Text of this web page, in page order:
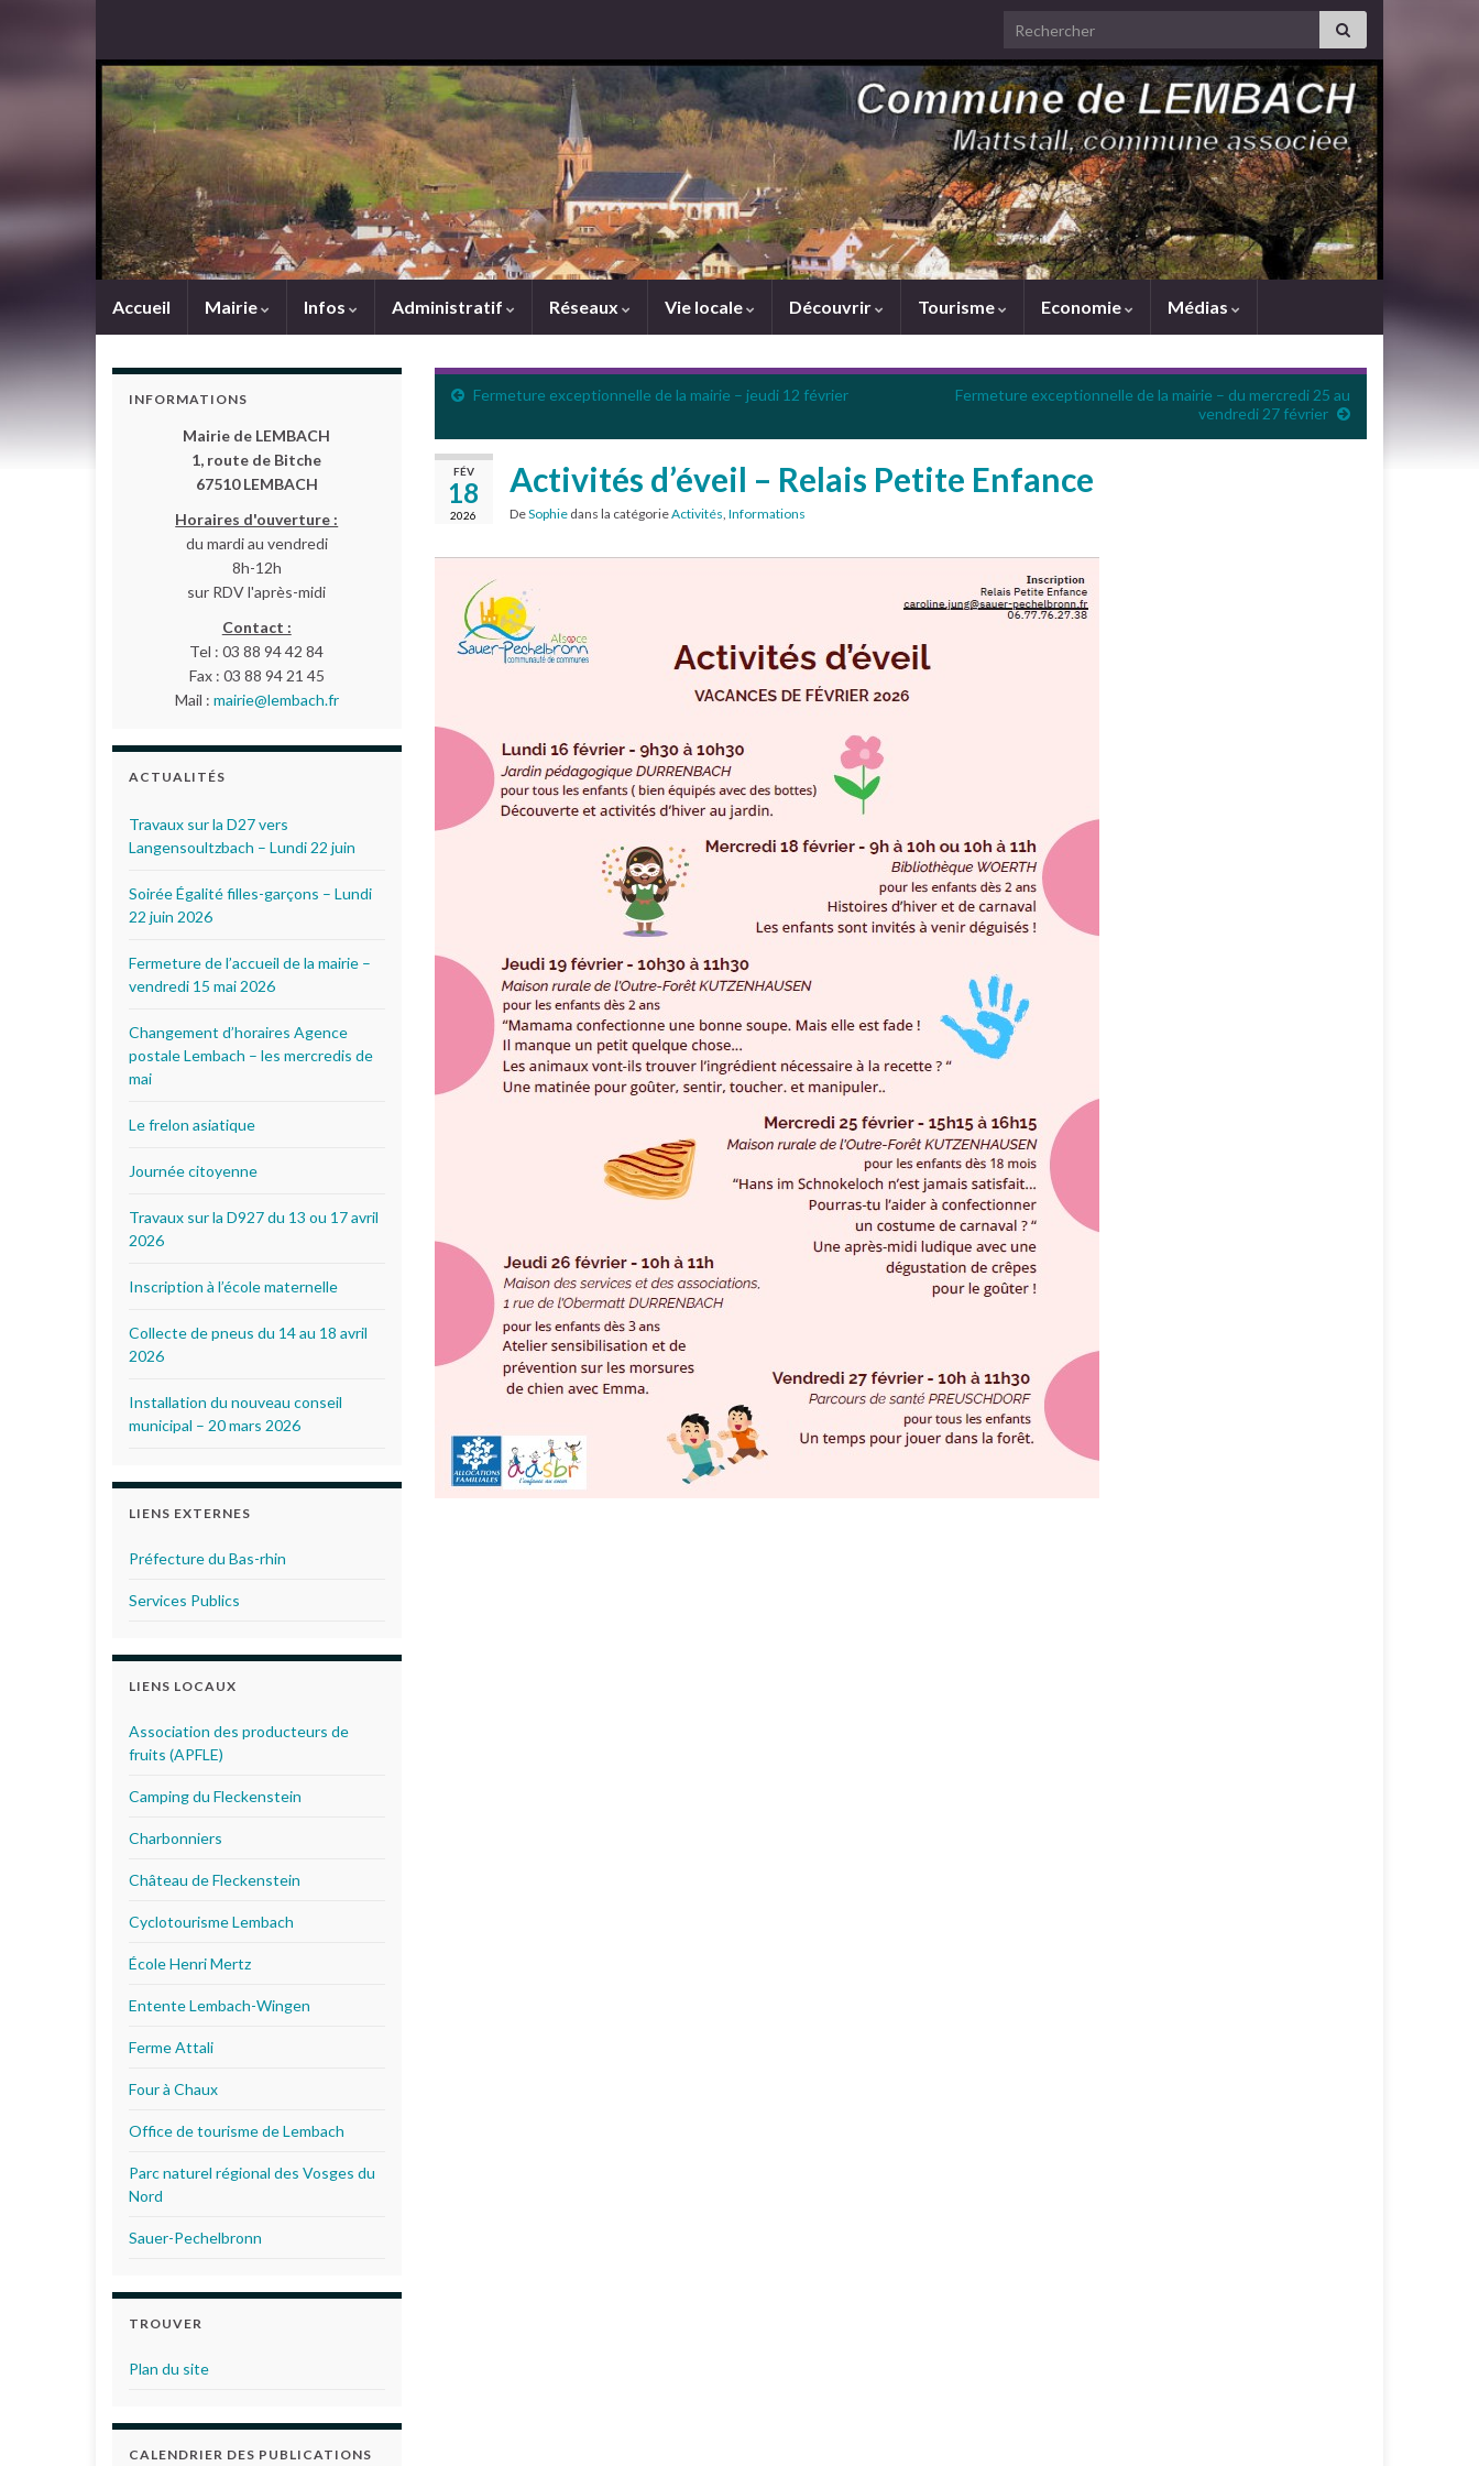
Search for:
Accueil Mairie Infos Administratif Réseaux Vie locale Découvrir Tourisme Economie Médias
Fermeture exceptionnelle de la mairie – jeudi 12 février
Fermeture exceptionnelle de la mairie – du mercredi 25 au
vendredi 27 février
FÉV
18
2026
Activités d’éveil – Relais Petite Enfance
DeSophiedans la catégorieActivités, Informations
INFORMATIONS
Mairie de LEMBACH
1, route de Bitche
67510 LEMBACH
Horaires d'ouverture :
du mardi au vendredi
8h-12h
sur RDV l'après-midi
Contact :
Tel : 03 88 94 42 84
Fax : 03 88 94 21 45
Mail : mairie@lembach.fr
ACTUALITÉS
Travaux sur la D27 vers
Langensoultzbach – Lundi 22 juin
Soirée Égalité filles-garçons – Lundi
22 juin 2026
Fermeture de l’accueil de la mairie –
vendredi 15 mai 2026
Changement d’horaires Agence
postale Lembach – les mercredis de
mai
Le frelon asiatique
Journée citoyenne
Travaux sur la D927 du 13 ou 17 avril
2026
Inscription à l’école maternelle
Collecte de pneus du 14 au 18 avril
2026
Installation du nouveau conseil
municipal – 20 mars 2026
LIENS EXTERNES
Préfecture du Bas-rhin
Services Publics
LIENS LOCAUX
Association des producteurs de
fruits (APFLE)
Camping du Fleckenstein
Charbonniers
Château de Fleckenstein
Cyclotourisme Lembach
École Henri Mertz
Entente Lembach-Wingen
Ferme Attali
Four à Chaux
Office de tourisme de Lembach
Parc naturel régional des Vosges du
Nord
Sauer-Pechelbronn
TROUVER
Plan du site
CALENDRIER DES PUBLICATIONS